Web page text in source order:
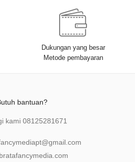
Dukungan yang besar
Metode pembayaran
bantuan?
kami 08125281671
.com